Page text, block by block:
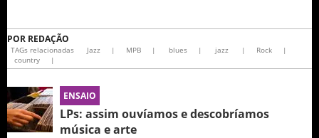
POR REDAÇÃO
TAGs relacionadas Jazz | MPB | blues | jazz | Rock
|
country
|
ENSAIO
LPs: assim ouvíamos e descobríamos
música e arte